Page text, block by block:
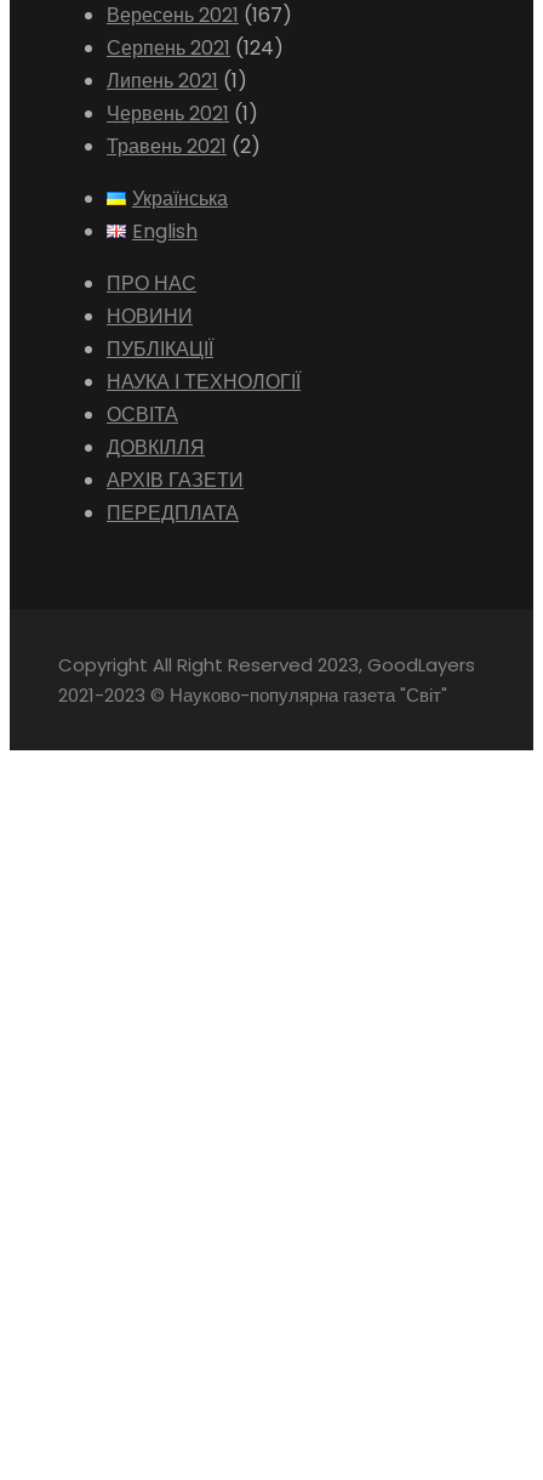
Вересень 2021 (167)
Серпень 2021 (124)
Липень 2021 (1)
Червень 2021 (1)
Травень 2021 (2)
Українська
English
ПРО НАС
НОВИНИ
ПУБЛІКАЦІЇ
НАУКА І ТЕХНОЛОГІЇ
ОСВІТА
ДОВКІЛЛЯ
АРХІВ ГАЗЕТИ
ПЕРЕДПЛАТА
Copyright All Right Reserved 2023, GoodLayers
2021-2023 © Науково-популярна газета "Світ"